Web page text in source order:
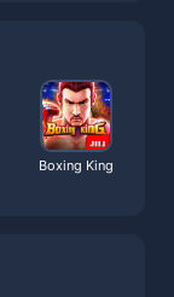
Boxing King